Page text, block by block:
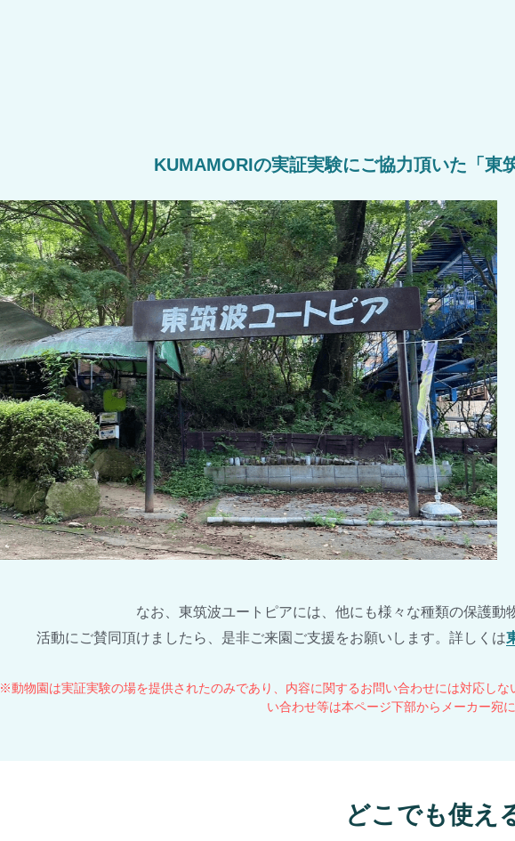
KUMAMORIの実証実験にご協力頂いた「東
なお、東筑波ユートピアには、他にも様々な種類の保護動
活動にご賛同頂けましたら、是非ご来園ご支援をお願いします。詳しくは
※動物園は実証実験の場を提供されたのみであり、内容に関するお問い合わせには対応し
い合わせ等は本ページ下部からメーカー宛に
どこでも使え